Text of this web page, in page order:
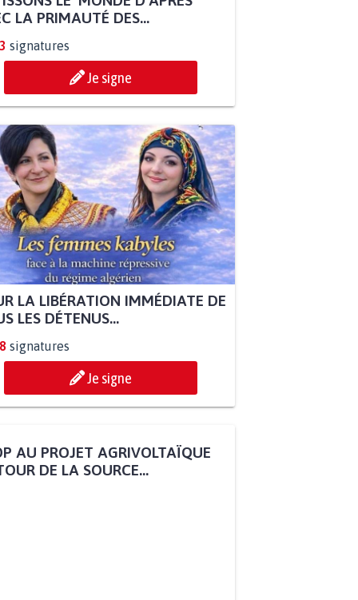
LA PRIMAUTÉ DES...
signatures
Je signe
LA LIBÉRATION IMMÉDIATE DE
LES DÉTENUS...
signatures
Je signe